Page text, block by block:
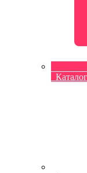
Каталог